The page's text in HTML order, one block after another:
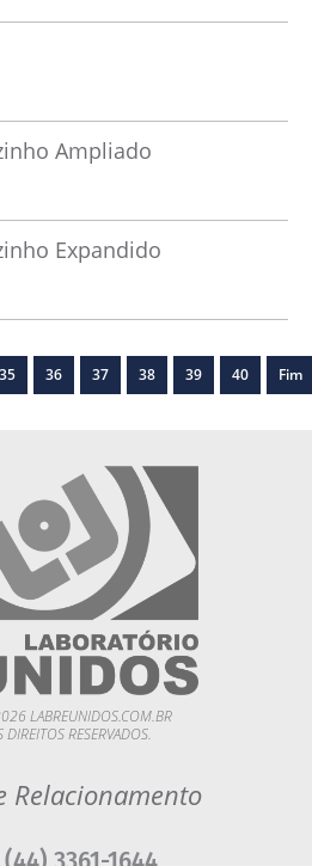
Ampliado
Expandido
35 36 37 38 39 40 Fim
LABREUNIDOS.COM.BR
RESERVADOS.
Relacionamento